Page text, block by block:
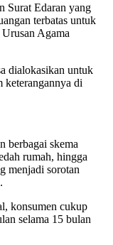
Surat Edaran yang
terbatas untuk
Agama
dialokasikan untuk
di
berbagai skema
rumah, hingga
menjadi sorotan
konsumen cukup
selama 15 bulan